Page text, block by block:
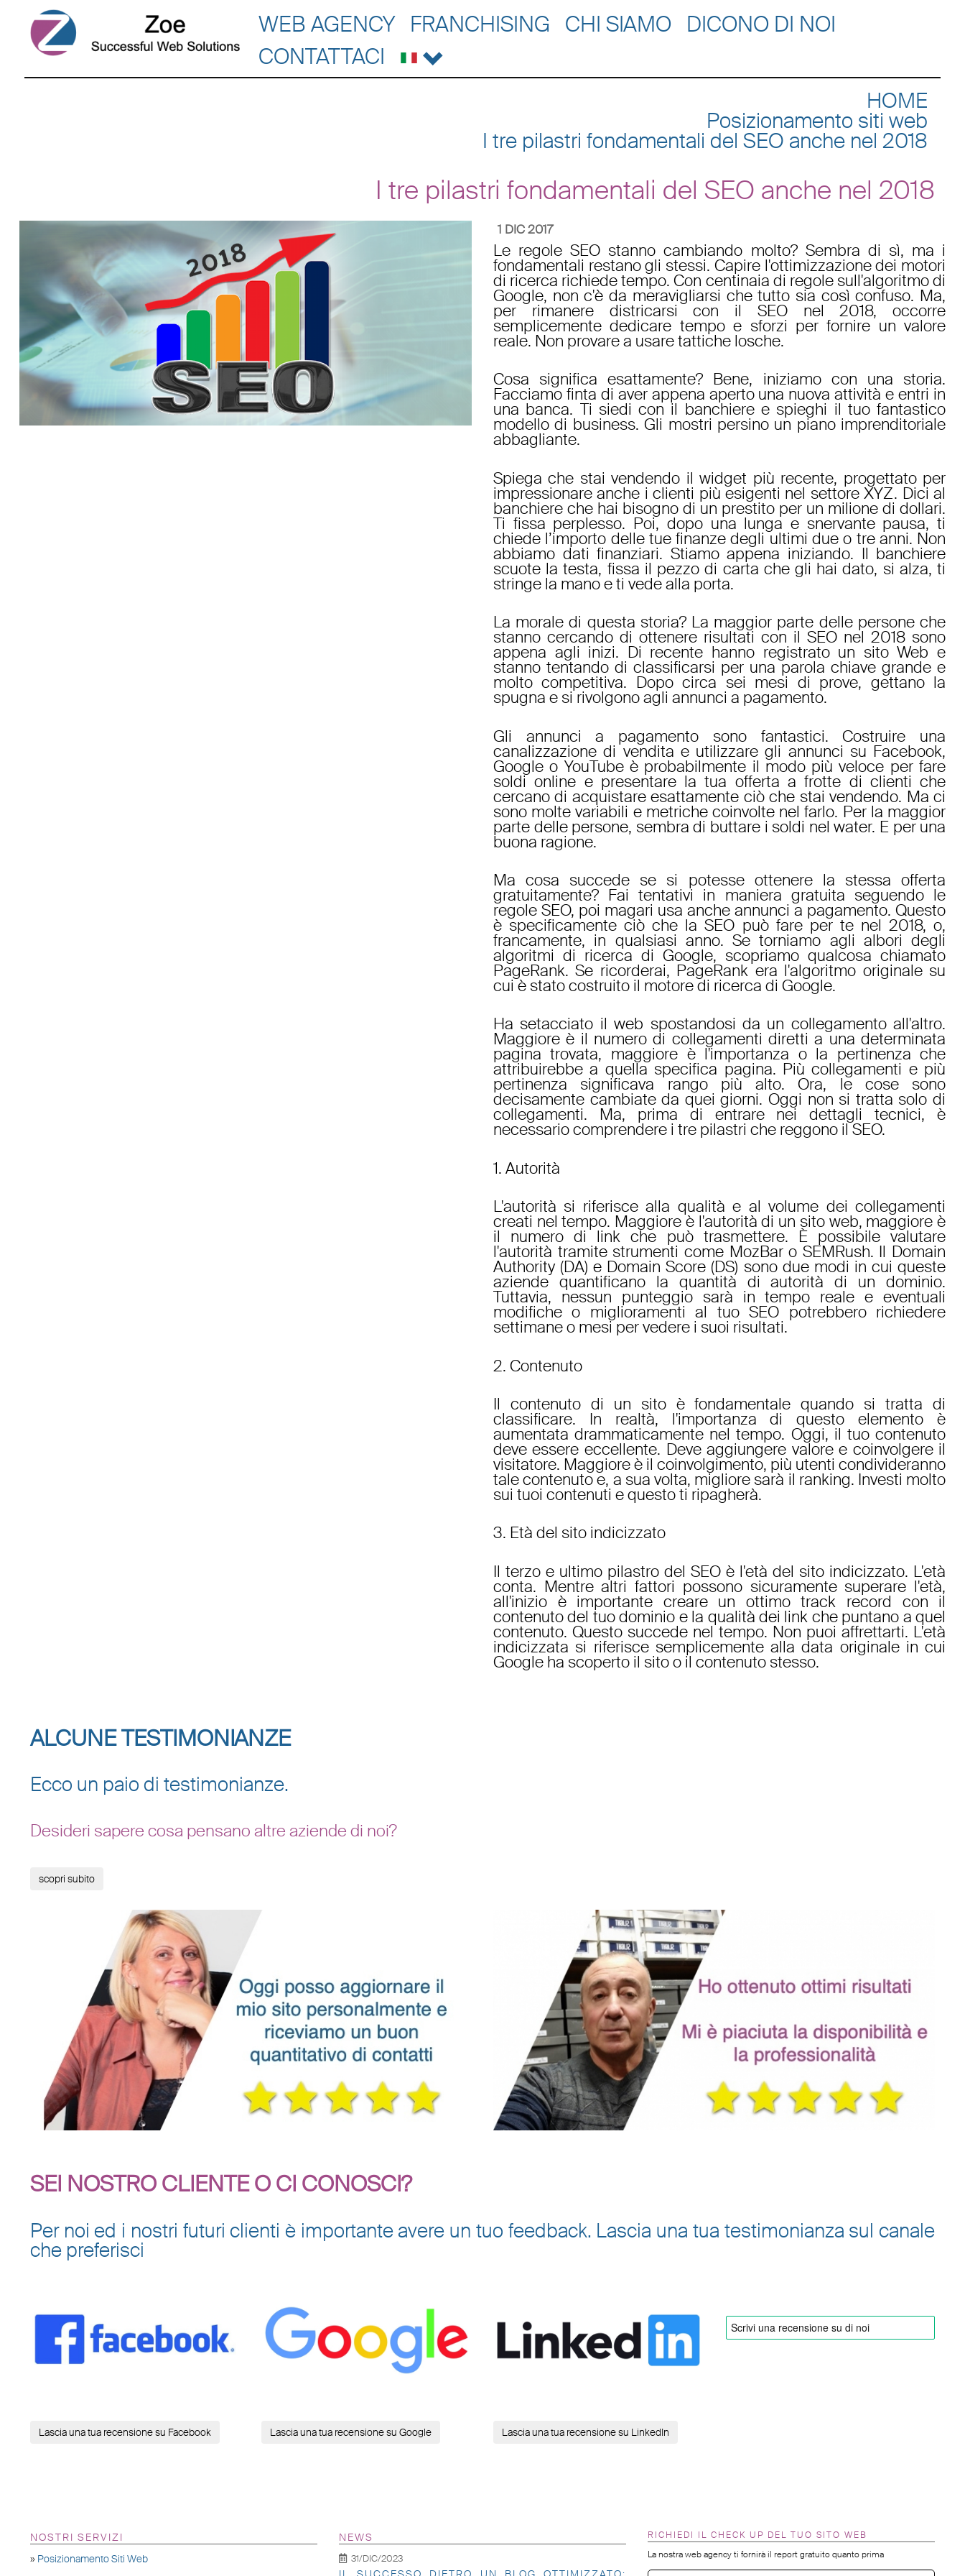
WEB AGENCY FRANCHISING CHI SIAMO
DICONO DI NOI
CONTATTACI
HOME
Posizionamento siti web
I tre pilastri fondamentali del SEO anche nel 2018
I tre pilastri fondamentali del SEO anche nel 2018
1 DIC 2017
Le regole SEO stanno cambiando molto? Sembra di sì, ma i
fondamentali restano gli stessi. Capire l'ottimizzazione dei motori
di ricerca richiede tempo. Con centinaia di regole sull'algoritmo di
Google, non c'è da meravigliarsi che tutto sia così confuso. Ma,
per rimanere districarsi con il SEO nel 2018, occorre
semplicemente dedicare tempo e sforzi per fornire un valore
reale. Non provare a usare tattiche losche.
Cosa significa esattamente? Bene, iniziamo con una storia.
Facciamo finta di aver appena aperto una nuova attività e entri in
una banca. Ti siedi con il banchiere e spieghi il tuo fantastico
modello di business. Gli mostri persino un piano imprenditoriale
abbagliante.
Spiega che stai vendendo il widget più recente, progettato per
impressionare anche i clienti più esigenti nel settore XYZ. Dici al
banchiere che hai bisogno di un prestito per un milione di dollari.
Ti fissa perplesso. Poi, dopo una lunga e snervante pausa, ti
chiede l’importo delle tue finanze degli ultimi due o tre anni. Non
abbiamo dati finanziari. Stiamo appena iniziando. Il banchiere
scuote la testa, fissa il pezzo di carta che gli hai dato, si alza, ti
stringe la mano e ti vede alla porta.
La morale di questa storia? La maggior parte delle persone che
stanno cercando di ottenere risultati con il SEO nel 2018 sono
appena agli inizi. Di recente hanno registrato un sito Web e
stanno tentando di classificarsi per una parola chiave grande e
molto competitiva. Dopo circa sei mesi di prove, gettano la
spugna e si rivolgono agli annunci a pagamento.
Gli annunci a pagamento sono fantastici. Costruire una
canalizzazione di vendita e utilizzare gli annunci su Facebook,
Google o YouTube è probabilmente il modo più veloce per fare
soldi online e presentare la tua offerta a frotte di clienti che
cercano di acquistare esattamente ciò che stai vendendo. Ma ci
sono molte variabili e metriche coinvolte nel farlo. Per la maggior
parte delle persone, sembra di buttare i soldi nel water. E per una
buona ragione.
Ma cosa succede se si potesse ottenere la stessa offerta
gratuitamente? Fai tentativi in maniera gratuita seguendo le
regole SEO, poi magari usa anche annunci a pagamento. Questo
è specificamente ciò che la SEO può fare per te nel 2018, o,
francamente, in qualsiasi anno. Se torniamo agli albori degli
algoritmi di ricerca di Google, scopriamo qualcosa chiamato
PageRank. Se ricorderai, PageRank era l'algoritmo originale su
cui è stato costruito il motore di ricerca di Google.
Ha setacciato il web spostandosi da un collegamento all'altro.
Maggiore è il numero di collegamenti diretti a una determinata
pagina trovata, maggiore è l'importanza o la pertinenza che
attribuirebbe a quella specifica pagina. Più collegamenti e più
pertinenza significava rango più alto. Ora, le cose sono
decisamente cambiate da quei giorni. Oggi non si tratta solo di
collegamenti. Ma, prima di entrare nei dettagli tecnici, è
necessario comprendere i tre pilastri che reggono il SEO.
1. Autorità
L'autorità si riferisce alla qualità e al volume dei collegamenti
creati nel tempo. Maggiore è l'autorità di un sito web, maggiore è
il numero di link che può trasmettere. È possibile valutare
l'autorità tramite strumenti come MozBar o SEMRush. Il Domain
Authority (DA) e Domain Score (DS) sono due modi in cui queste
aziende quantificano la quantità di autorità di un dominio.
Tuttavia, nessun punteggio sarà in tempo reale e eventuali
modifiche o miglioramenti al tuo SEO potrebbero richiedere
settimane o mesi per vedere i suoi risultati.
2. Contenuto
Il contenuto di un sito è fondamentale quando si tratta di
classificare. In realtà, l'importanza di questo elemento è
aumentata drammaticamente nel tempo. Oggi, il tuo contenuto
deve essere eccellente. Deve aggiungere valore e coinvolgere il
visitatore. Maggiore è il coinvolgimento, più utenti condivideranno
tale contenuto e, a sua volta, migliore sarà il ranking. Investi molto
sui tuoi contenuti e questo ti ripagherà.
3. Età del sito indicizzato
Il terzo e ultimo pilastro del SEO è l'età del sito indicizzato. L'età
conta. Mentre altri fattori possono sicuramente superare l'età,
all'inizio è importante creare un ottimo track record con il
contenuto del tuo dominio e la qualità dei link che puntano a quel
contenuto. Questo succede nel tempo. Non puoi affrettarti. L'età
indicizzata si riferisce semplicemente alla data originale in cui
Google ha scoperto il sito o il contenuto stesso.
ALCUNE TESTIMONIANZE
Ecco un paio di testimonianze.
Desideri sapere cosa pensano altre aziende di noi?
scopri subito
SEI NOSTRO CLIENTE O CI CONOSCI?
Per noi ed i nostri futuri clienti è importante avere un tuo feedback. Lascia una tua testimonianza sul canale
che preferisci
Lascia una tua recensione su Facebook Lascia una tua recensione su Google Lascia una tua recensione su LinkedIn
NOSTRI SERVIZI
» Posizionamento Siti Web
NEWS
31/DIC/2023
RICHIEDI IL CHECK UP DEL TUO SITO WEB
La nostra web agency ti fornirà il report gratuito quanto prima